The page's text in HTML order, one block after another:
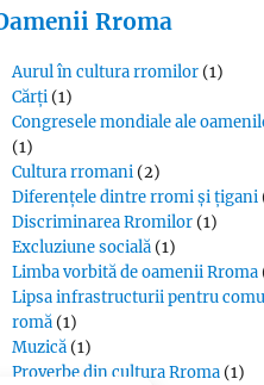
Rroma
Aurul în cultura rromilor (1)
Cărți (1)
Congresele mondiale ale
(1)
Cultura rromani (2)
Diferențele dintre rromi și țigani
Discriminarea Rromilor (1)
Excluziune socială (1)
Limba vorbită de oamenii Rroma
Lipsa infrastructurii pentru
romă (1)
Muzică (1)
Proverbe din cultura Rroma (1)